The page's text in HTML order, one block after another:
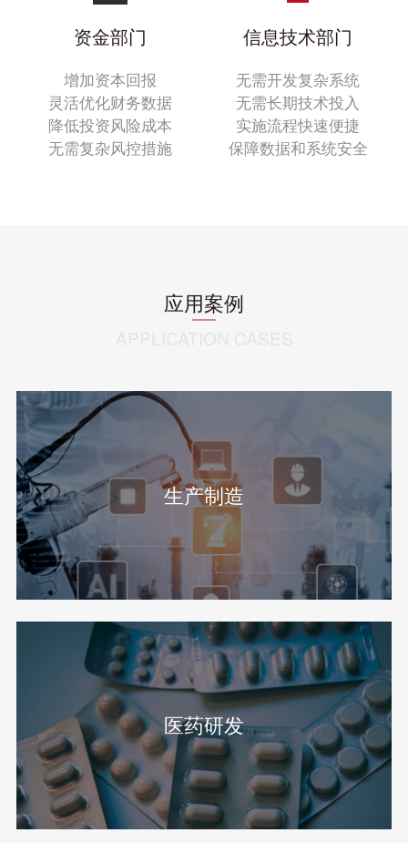
资金部门
增加资本回报
灵活优化财务数据
降低投资风险成本
无需复杂风控措施
信息技术部门
无需开发复杂系统
无需长期技术投入
实施流程快速便捷
保障数据和系统安全
应用案例
生产制造
医药研发